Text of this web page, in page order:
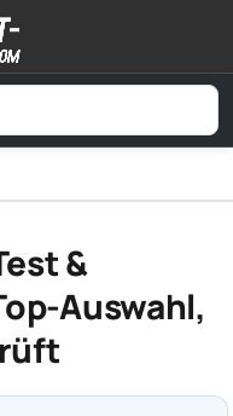
&
Auswahl,